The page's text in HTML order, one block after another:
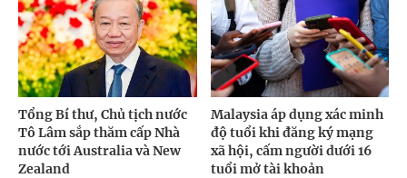
Tổng Bí thư, Chủ tịch nước
Tô Lâm sắp thăm cấp Nhà
nước tới Australia và New
Zealand
Malaysia áp dụng xác minh
độ tuổi khi đăng ký mạng
xã hội, cấm người dưới 16
tuổi mở tài khoản